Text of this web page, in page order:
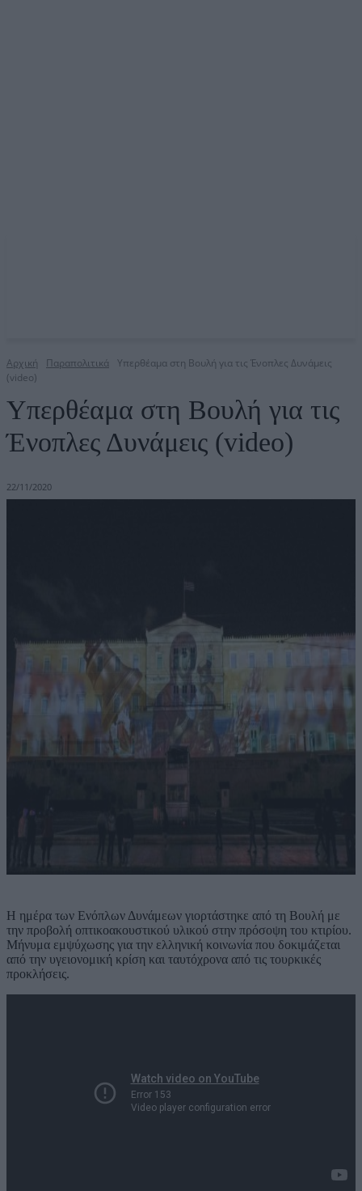
Αρχική Παραπολιτικά Υπερθέαμα στη Βουλή για τις Ένοπλες Δυνάμεις
(video)
Υπερθέαμα στη Βουλή για τις
Ένοπλες Δυνάμεις (video)
22/11/2020
Η ημέρα των Ενόπλων Δυνάμεων γιορτάστηκε από τη Βουλή με
την προβολή οπτικοακουστικού υλικού στην πρόσοψη του κτιρίου.
Μήνυμα εμψύχωσης για την ελληνική κοινωνία που δοκιμάζεται
από την υγειονομική κρίση και ταυτόχρονα από τις τουρκικές
προκλήσεις.